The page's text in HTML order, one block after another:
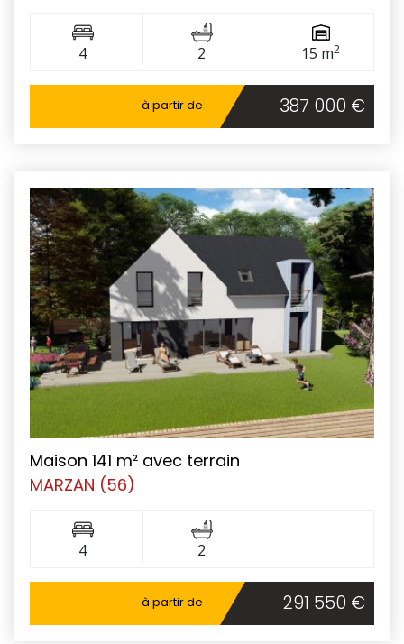
4 2 15 m2
à partir de 387 000 €
Maison 141 m² avec terrain
MARZAN (56)
4 2
à partir de 291 550 €